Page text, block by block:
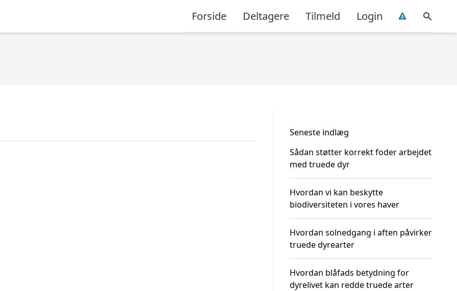
Forside Deltagere Tilmeld Login
Seneste indlæg
Sådan støtter korrekt foder arbejdet
med truede dyr
Hvordan vi kan beskytte
biodiversiteten i vores haver
Hvordan solnedgang i aften påvirker
truede dyrearter
Hvordan blåfads betydning for
dyrelivet kan redde truede arter